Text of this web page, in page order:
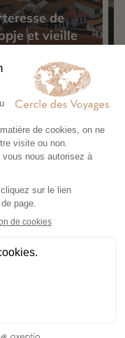
de
et vieille
en
du
du
et musées font
et en